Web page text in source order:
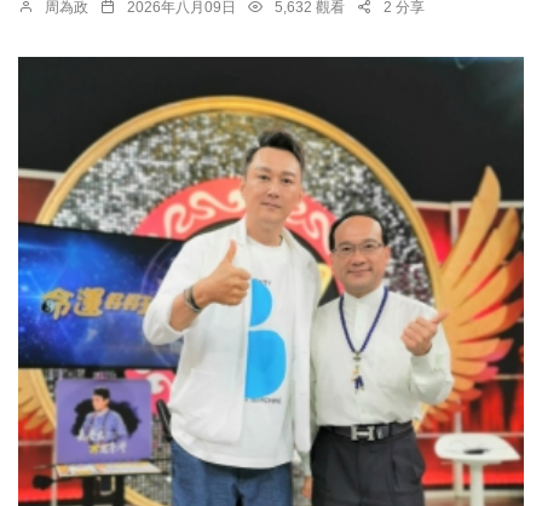
周為政 2026年八月09日 5,632 觀看 2 分享